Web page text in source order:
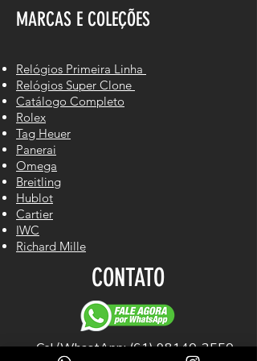
MARCAS E COLEÇÕES
Relógios Primeira Linha
Relógios Super Clone
Catálogo Completo
Rolex
Tag Heuer
Panerai
Omega
Breitling
Hublot
Cartier
IWC
Richard Mille
CONTATO
Cel/WhastApp: (61) 98140-2550